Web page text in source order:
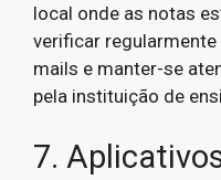
local onde as notas
verificar regularmente
mails e manter-se
pela instituição de
7.